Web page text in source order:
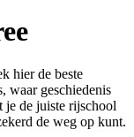
hier de beste
waar geschiedenis
je de juiste rijschool
de weg op kunt.